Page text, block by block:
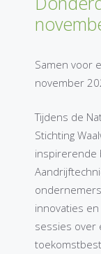
Samen voor
november
Tijdens de
Stichting
inspirerende
innovaties
sessies over